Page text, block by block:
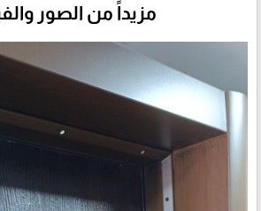
مزيداً من الصور